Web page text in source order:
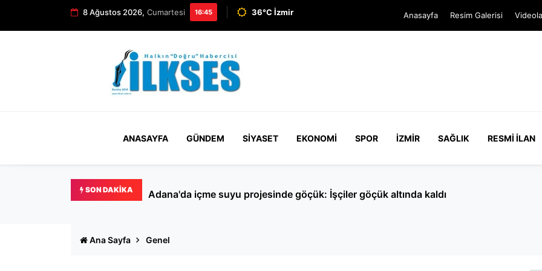
8 Ağustos 2026, Cumartesi 16:45 36°C İzmir Anasayfa Resim Galerisi
ANASAYFA GÜNDEM SIYASET EKONOMI SPOR İZMIR SAĞLIK RESMI İLAN
SON DAKIKA Bakırköy’de kedilere mama verirken yolu kapatan kadın yakalandı: Hakkında 150 kayıt
Ana Sayfa Genel